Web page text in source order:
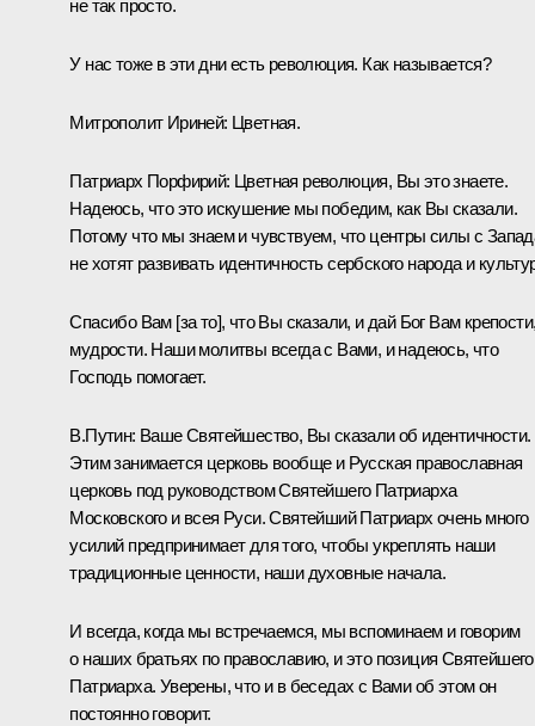
не так просто.
У нас тоже в эти дни есть революция. Как называется?
Митрополит Ириней: Цветная.
Патриарх Порфирий: Цветная революция, Вы это знаете.
Надеюсь, что это искушение мы победим, как Вы сказали.
Потому что мы знаем и чувствуем, что центры силы с
не хотят развивать идентичность сербского народа и
Спасибо Вам [за то], что Вы сказали, и дай Бог Вам
мудрости. Наши молитвы всегда с Вами, и надеюсь, что
Господь помогает.
В.Путин: Ваше Святейшество, Вы сказали об идентичности.
Этим занимается церковь вообще и Русская православная
церковь под руководством Святейшего Патриарха
Московского и всея Руси. Святейший Патриарх очень много
усилий предпринимает для того, чтобы укреплять наши
традиционные ценности, наши духовные начала.
И всегда, когда мы встречаемся, мы вспоминаем и говорим
о наших братьях по православию, и это позиция Святейшего
Патриарха. Уверены, что и в беседах с Вами об этом он
постоянно говорит.